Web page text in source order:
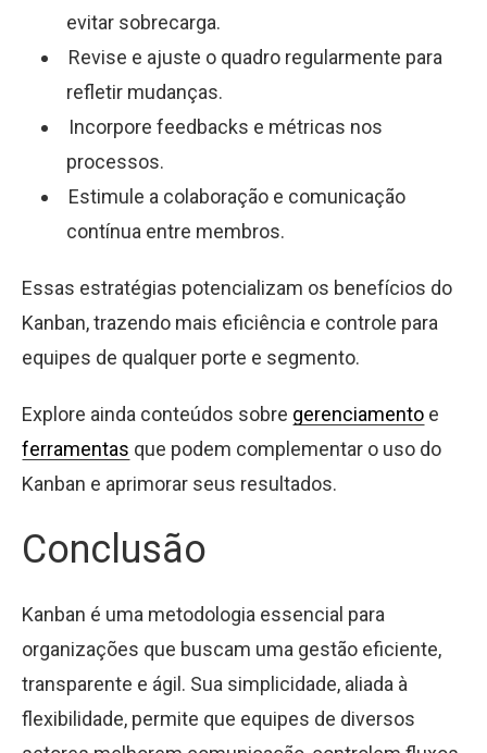
evitar sobrecarga.
Revise e ajuste o quadro regularmente para
refletir mudanças.
Incorpore feedbacks e métricas nos
processos.
Estimule a colaboração e comunicação
contínua entre membros.
Essas estratégias potencializam os benefícios do
Kanban, trazendo mais eficiência e controle para
equipes de qualquer porte e segmento.
Explore ainda conteúdos sobre gerenciamento e
ferramentas que podem complementar o uso do
Kanban e aprimorar seus resultados.
Conclusão
Kanban é uma metodologia essencial para
organizações que buscam uma gestão eficiente,
transparente e ágil. Sua simplicidade, aliada à
flexibilidade, permite que equipes de diversos